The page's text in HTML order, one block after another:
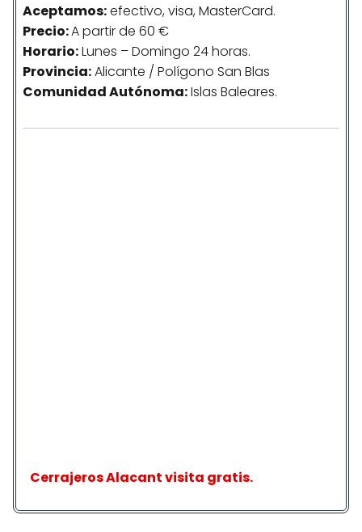
Aceptamos:efectivo, visa, MasterCard.
Precio:A partir de 60 €
Horario:Lunes – Domingo 24 horas.
Provincia:Alicante / Polígono San Blas
ComunidadAutónoma:Islas Baleares.
Cerrajeros Alacant visita gratis.